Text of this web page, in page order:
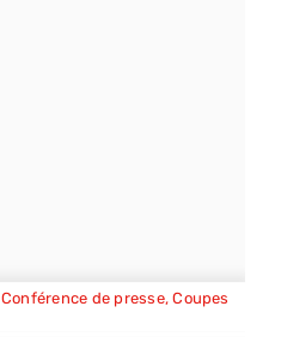
Conférence de presse,Coupes